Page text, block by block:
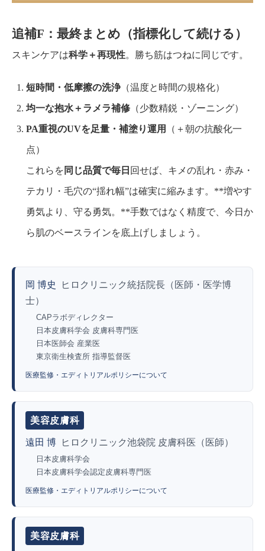
追補F：最終まとめ（指標化して続ける）
スキンケアは科学＋再現性。勝ち筋はつねに同じです。
短時間・低摩擦の洗浄（温度と時間の規格化）
均一な抱水＋ラメラ補修 （少数精鋭・ゾーニング）
PA重視のUVを足量・補塗り運用 （＋朝の抗酸化一
点）
これらを 同じ品質で毎日 回せば、キメの乱れ・赤み・
テカリ・毛穴の“揺れ幅”は確実に縮みます。**増やす
勇気より、守る勇気。**手数ではなく精度で、今日か
ら肌のベースラインを底上げしましょう。
岡 博史
ヒロクリニック統括院長（医師・医学博
士）
CAPラボディレクター
日本皮膚科学会 皮膚科専門医
日本医師会 産業医
東京衛生検査所 指導監督医
医療監修・エディトリアルポリシーについて
美容皮膚科
遠田 博 ヒロクリニック池袋院 皮膚科医（医師）
日本皮膚科学会
日本皮膚科学会認定皮膚科専門医
医療監修・エディトリアルポリシーについて
美容皮膚科